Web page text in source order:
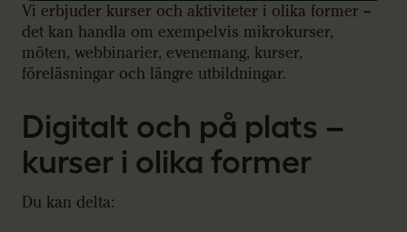
Vi erbjuder kurser och aktiviteter i olika former –
det kan handla om exempelvis mikrokurser,
möten, webbinarier, evenemang, kurser,
föreläsningar och längre utbildningar.
Digitalt och på plats –
kurser i olika former
Du kan delta: